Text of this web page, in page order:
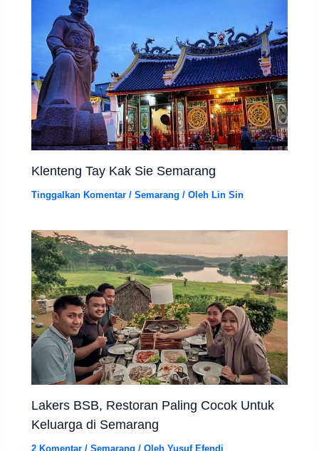
Klenteng Tay Kak Sie Semarang
Tinggalkan Komentar /Semarang / OlehLin Sin
Lakers BSB, Restoran Paling Cocok Untuk
Keluarga di Semarang
2 Komentar /Semarang / OlehYusuf Efendi